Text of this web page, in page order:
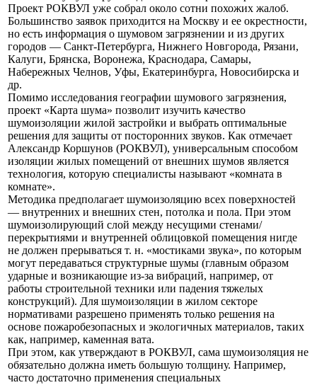
Проект РОКВУЛ уже собрал около сотни похожих жалоб.
Большинство заявок приходится на Москву и ее окрестности,
но есть информация о шумовом загрязнении и из других
городов — Санкт-Петербурга, Нижнего Новгорода, Рязани,
Калуги, Брянска, Воронежа, Краснодара, Самары,
Набережных Челнов, Уфы, Екатеринбурга, Новосибирска и
др.
Помимо исследования географии шумового загрязнения,
проект «Карта шума» позволит изучить качество
шумоизоляции жилой застройки и выбрать оптимальные
решения для защиты от посторонних звуков. Как отмечает
Александр Коршунов (РОКВУЛ), универсальным способом
изоляции жилых помещений от внешних шумов является
технология, которую специалисты называют «комната в
комнате».
Методика предполагает шумоизоляцию всех поверхностей
— внутренних и внешних стен, потолка и пола. При этом
шумоизолирующий слой между несущими стенами/
перекрытиями и внутренней облицовкой помещения нигде
не должен прерываться т. н. «мостиками звука», по которым
могут передаваться структурные шумы (главным образом
ударные и возникающие из-за вибраций, например, от
работы строительной техники или падения тяжелых
конструкций). Для шумоизоляции в жилом секторе
нормативами разрешено применять только решения на
основе пожаробезопасных и экологичных материалов, таких
как, например, каменная вата.
При этом, как утверждают в РОКВУЛ, сама шумоизоляция не
обязательно должна иметь большую толщину. Например,
часто достаточно применения специальных